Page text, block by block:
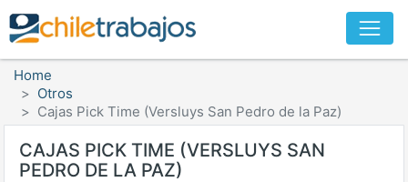
Home
Otros
Cajas Pick Time (Versluys San Pedro de la Paz)
CAJAS PICK TIME (VERSLUYS SAN
PEDRO DE LA PAZ)